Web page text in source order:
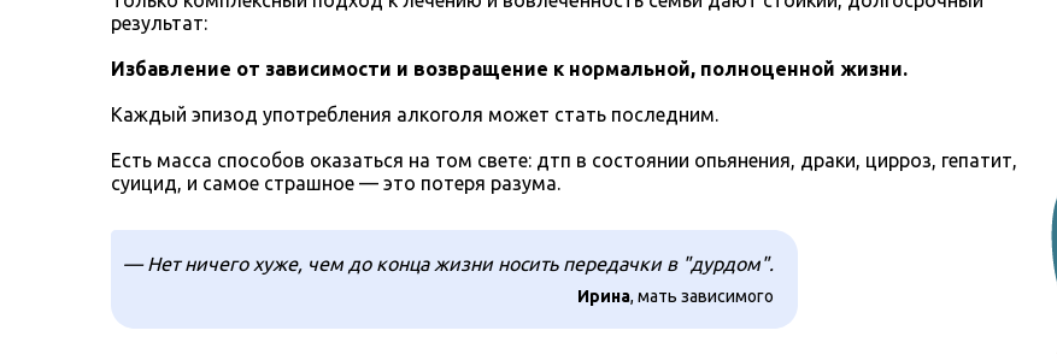
результат:
Избавление от зависимости и возвращение к нормальной, полноценной жизни.
Каждый эпизод употребления алкоголя может стать последним.
Есть масса способов оказаться на том свете: дтп в состоянии опьянения, драки, цирроз, гепатит,
суицид, и самое страшное — это потеря разума.
— Нет ничего хуже, чем до конца жизни носить передачки в "дурдом".
Ирина, мать зависимого